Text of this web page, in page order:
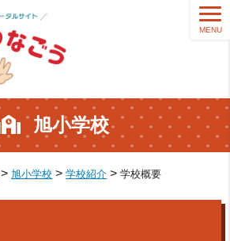
旭小学校
MENU
>旭小学校 >学校紹介 >学校概要